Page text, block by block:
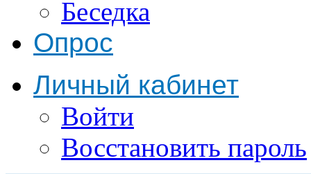
Беседка
Опрос
Личный кабинет
Войти
Восстановить пароль